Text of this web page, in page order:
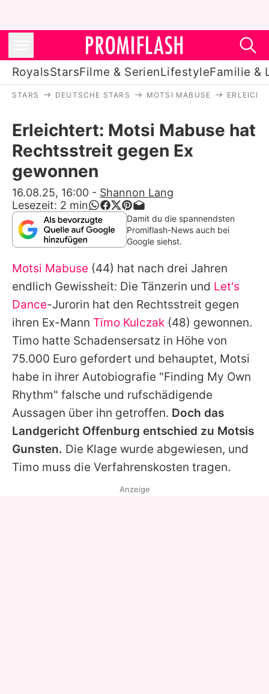
RoyalsStarsFilme & SerienLifestyleFamilie &
Stars
Filme & Serien
Lifestyle
Familie & Liebe
Promiflash Exklusiv
Alle Themen auf Promiflash
Jobs
App runterladen
Team
Redaktionelle Richtlinien
Impressum
Datenschutzerklärung
Nutzungsbedingungen
Utiq verwalten
STARS DEUTSCHE STARS MOTSI MABUSE
Erleichtert: Motsi Mabuse hat
Rechtsstreit gegen Ex
gewonnen
16.08.25, 16:00 - Shannon Lang
Lesezeit: 2 min
Damit du die spannendsten
Promiflash-News auch bei
Google siehst.
Motsi Mabuse (44) hat nach drei Jahren
endlich Gewissheit: Die Tänzerin und Let's
Dance-Jurorin hat den Rechtsstreit gegen
ihren Ex-Mann Timo Kulczak (48) gewonnen.
Timo hatte Schadensersatz in Höhe von
75.000 Euro gefordert und behauptet, Motsi
habe in ihrer Autobiografie "Finding My Own
Rhythm" falsche und rufschädigende
Aussagen über ihn getroffen. Doch das
Landgericht Offenburg entschied zu Motsis
Gunsten. Die Klage wurde abgewiesen, und
Timo muss die Verfahrenskosten tragen.
Anzeige